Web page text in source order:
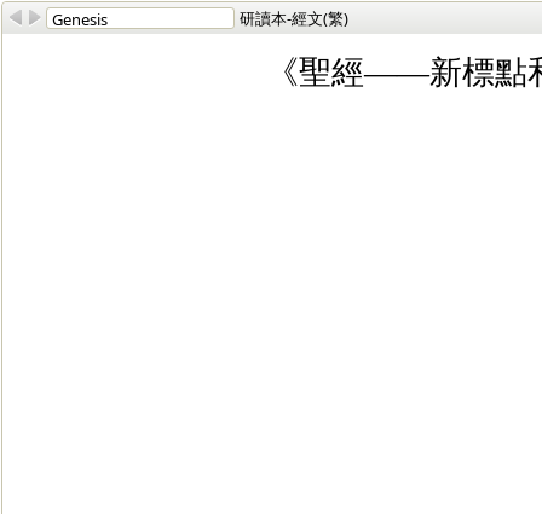
研讀本-經文(繁)
《聖經——新標